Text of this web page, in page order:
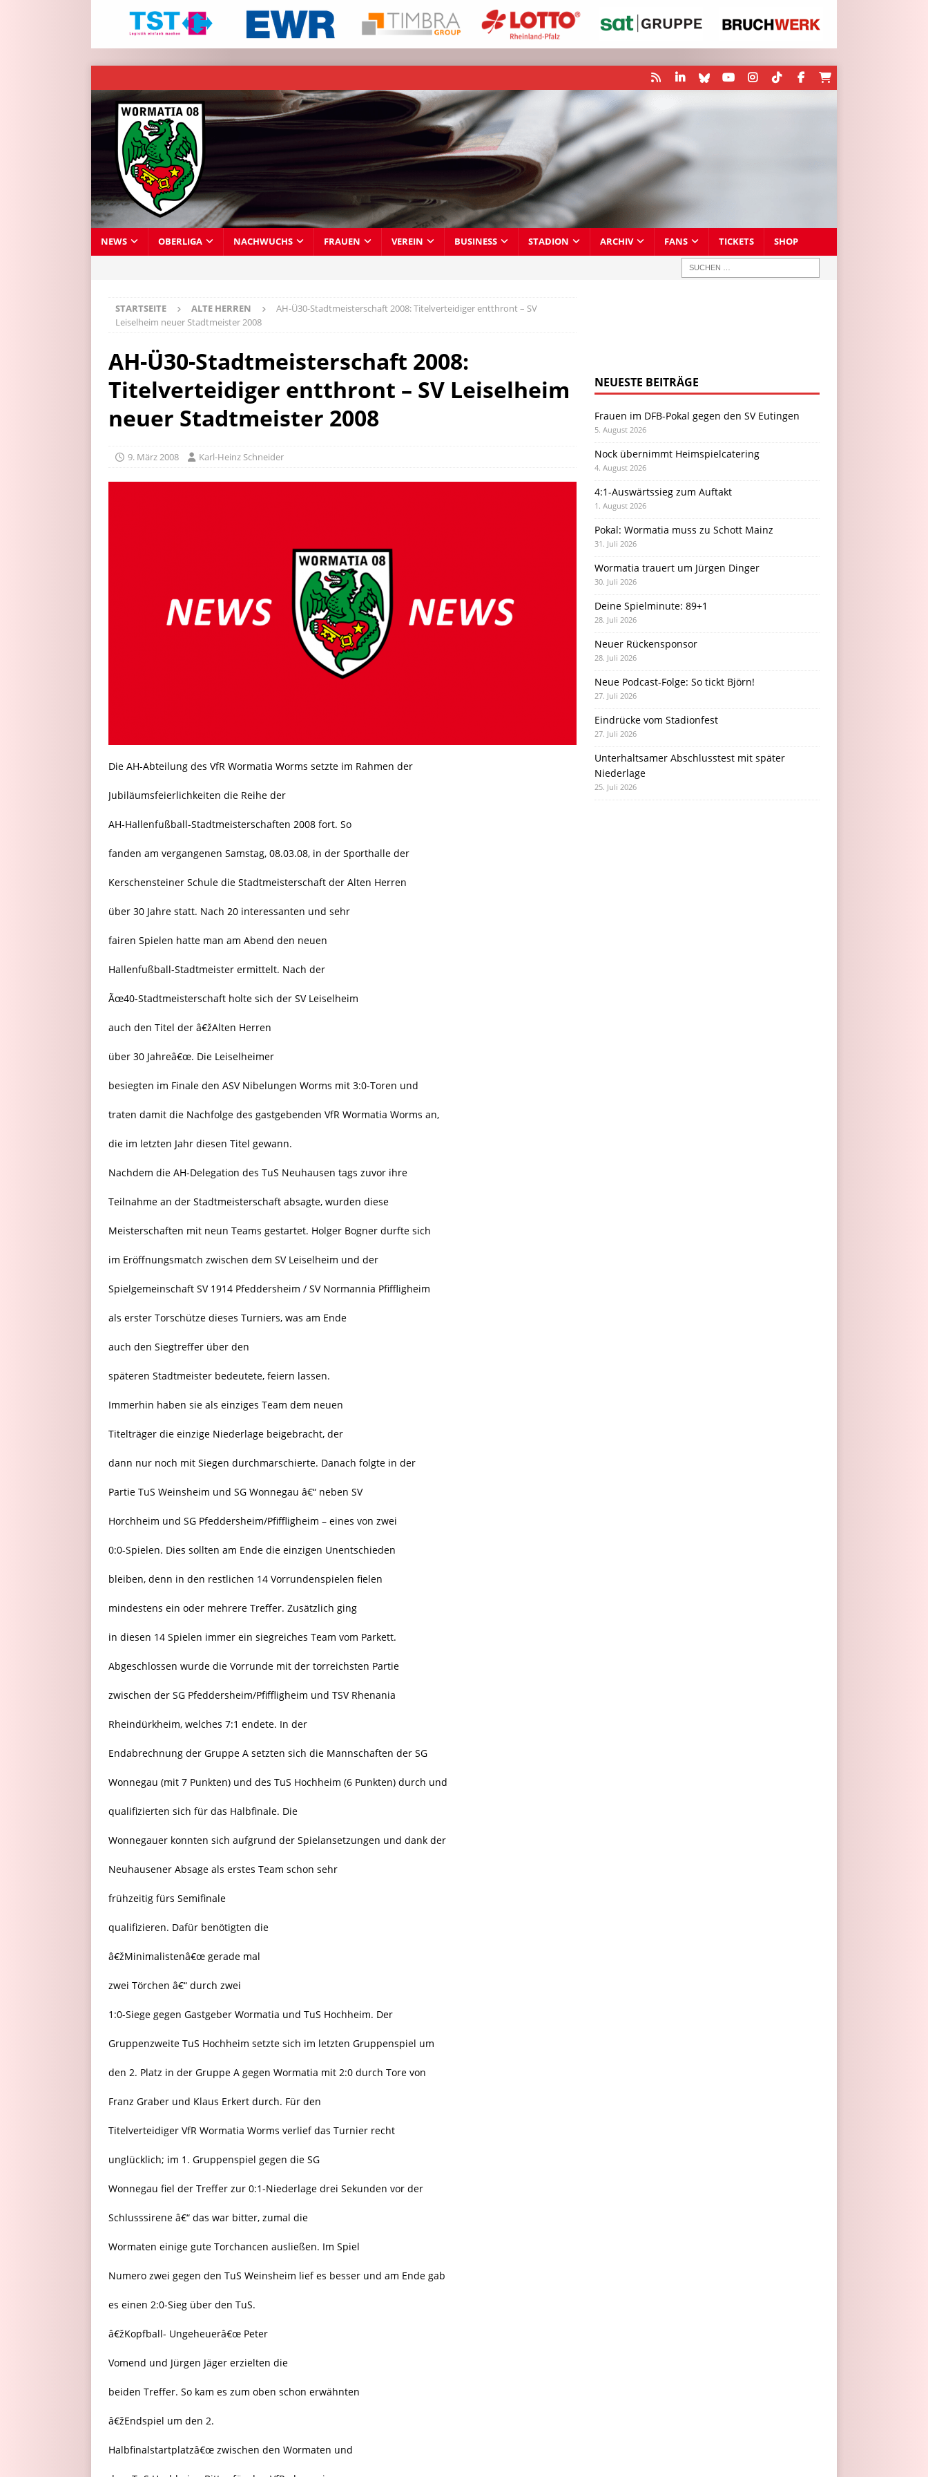
NEWS OBERLIGA NACHWUCHS FRAUEN VEREIN BUSINESS STADION ARCHIV FANS TICKETS SHOP
STARTSEITE ALTE HERREN
AH-Ü30-Stadtmeisterschaft 2008: Titelverteidiger entthront – SV
Leiselheim neuer Stadtmeister 2008
AH-Ü30-Stadtmeisterschaft 2008:
Titelverteidiger entthront – SV Leiselheim
neuer Stadtmeister 2008
9. März 2008 Karl-Heinz Schneider
Die AH-Abteilung des VfR Wormatia Worms setzte im Rahmen der
Jubiläumsfeierlichkeiten die Reihe der
AH-Hallenfußball-Stadtmeisterschaften 2008 fort. So
fanden am vergangenen Samstag, 08.03.08, in der Sporthalle der
Kerschensteiner Schule die Stadtmeisterschaft der Alten Herren
über 30 Jahre statt. Nach 20 interessanten und sehr
fairen Spielen hatte man am Abend den neuen
Hallenfußball-Stadtmeister ermittelt. Nach der
Ãœ40-Stadtmeisterschaft holte sich der SV Leiselheim
auch den Titel der â€žAlten Herren
über 30 Jahreâ€œ. Die Leiselheimer
besiegten im Finale den ASV Nibelungen Worms mit 3:0-Toren und
traten damit die Nachfolge des gastgebenden VfR Wormatia Worms an,
die im letzten Jahr diesen Titel gewann.
Nachdem die AH-Delegation des TuS Neuhausen tags zuvor ihre
Teilnahme an der Stadtmeisterschaft absagte, wurden diese
Meisterschaften mit neun Teams gestartet. Holger Bogner durfte sich
im Eröffnungsmatch zwischen dem SV Leiselheim und der
Spielgemeinschaft SV 1914 Pfeddersheim / SV Normannia Pfiffligheim
als erster Torschütze dieses Turniers, was am Ende
auch den Siegtreffer über den
späteren Stadtmeister bedeutete, feiern lassen.
Immerhin haben sie als einziges Team dem neuen
Titelträger die einzige Niederlage beigebracht, der
dann nur noch mit Siegen durchmarschierte. Danach folgte in der
Partie TuS Weinsheim und SG Wonnegau â€“ neben SV
Horchheim und SG Pfeddersheim/Pfiffligheim – eines von zwei
0:0-Spielen. Dies sollten am Ende die einzigen Unentschieden
bleiben, denn in den restlichen 14 Vorrundenspielen fielen
mindestens ein oder mehrere Treffer. Zusätzlich ging
in diesen 14 Spielen immer ein siegreiches Team vom Parkett.
Abgeschlossen wurde die Vorrunde mit der torreichsten Partie
zwischen der SG Pfeddersheim/Pfiffligheim und TSV Rhenania
Rheindürkheim, welches 7:1 endete. In der
Endabrechnung der Gruppe A setzten sich die Mannschaften der SG
Wonnegau (mit 7 Punkten) und des TuS Hochheim (6 Punkten) durch und
qualifizierten sich für das Halbfinale. Die
Wonnegauer konnten sich aufgrund der Spielansetzungen und dank der
Neuhausener Absage als erstes Team schon sehr
frühzeitig fürs Semifinale
qualifizieren. Dafür benötigten die
â€žMinimalistenâ€œ gerade mal
zwei Törchen â€“ durch zwei
1:0-Siege gegen Gastgeber Wormatia und TuS Hochheim. Der
Gruppenzweite TuS Hochheim setzte sich im letzten Gruppenspiel um
den 2. Platz in der Gruppe A gegen Wormatia mit 2:0 durch Tore von
Franz Graber und Klaus Erkert durch. Für den
Titelverteidiger VfR Wormatia Worms verlief das Turnier recht
unglücklich; im 1. Gruppenspiel gegen die SG
Wonnegau fiel der Treffer zur 0:1-Niederlage drei Sekunden vor der
Schlusssirene â€“ das war bitter, zumal die
Wormaten einige gute Torchancen ausließen. Im Spiel
Numero zwei gegen den TuS Weinsheim lief es besser und am Ende gab
es einen 2:0-Sieg über den TuS.
â€žKopfball- Ungeheuerâ€œ Peter
Vomend und Jürgen Jäger erzielten die
beiden Treffer. So kam es zum oben schon erwähnten
â€žEndspiel um den 2.
Halbfinalstartplatzâ€œ zwischen den Wormaten und
NEUESTE BEITRÄGE
Frauen im DFB-Pokal gegen den SV Eutingen
5. August 2026
Nock übernimmt Heimspielcatering
4. August 2026
4:1-Auswärtssieg zum Auftakt
1. August 2026
Pokal: Wormatia muss zu Schott Mainz
31. Juli 2026
Wormatia trauert um Jürgen Dinger
30. Juli 2026
Deine Spielminute: 89+1
28. Juli 2026
Neuer Rückensponsor
28. Juli 2026
Neue Podcast-Folge: So tickt Björn!
27. Juli 2026
Eindrücke vom Stadionfest
27. Juli 2026
Unterhaltsamer Abschlusstest mit später
Niederlage
25. Juli 2026